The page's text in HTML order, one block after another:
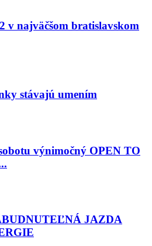
v najväčšom bratislavskom
stávajú umením
výnimočný OPEN TO
JAZDA